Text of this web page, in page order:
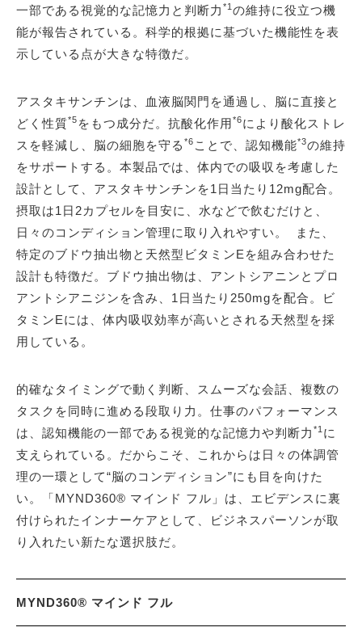
一部である視覚的な記憶力と判断力 *1 の維持に役立つ機
能が報告されている。科学的根拠に基づいた機能性を表
示している点が大きな特徴だ。
アスタキサンチンは、血液脳関門を通過し、脳に直接と
どく性質*5 をもつ成分だ。抗酸化作用*6により酸化ストレ
スを軽減し、脳の細胞を守る *6 ことで、認知機能*3の維持
をサポートする。本製品では、体内での吸収を考慮した
設計として、アスタキサンチンを1日当たり12mg配合。
摂取は1日2カプセルを目安に、水などで飲むだけと、
日々のコンディション管理に取り入れやすい。 また、
特定のブドウ抽出物と天然型ビタミンEを組み合わせた
設計も特徴だ。ブドウ抽出物は、アントシアニンとプロ
アントシアニジンを含み、1日当たり250mgを配合。ビ
タミンEには、体内吸収効率が高いとされる天然型を採
用している。
的確なタイミングで動く判断、スムーズな会話、複数の
タスクを同時に進める段取り力。仕事のパフォーマンス
は、認知機能の一部である視覚的な記憶力や判断力 *1 に
支えられている。だからこそ、これからは日々の体調管
理の一環として“脳のコンディション”にも目を向けた
い。「MYND360® マインド フル」は、エビデンスに裏
付けられたインナーケアとして、ビジネスパーソンが取
り入れたい新たな選択肢だ。
MYND360® マインド フル